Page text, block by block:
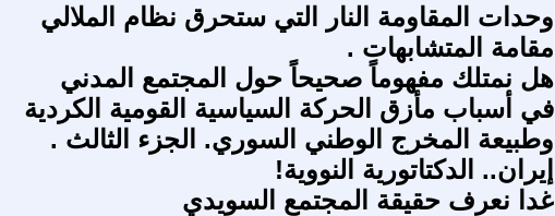
وحدات المقاومة النار التي ستحرق نظام الملالي
مقامة المتشابهات .
هل نمتلك مفهوماً صحيحاً حول المجتمع المدني
في أسباب مأزق الحركة السياسية القومية الكردية
وطبيعة المخرج الوطني السوري. الجزء الثالث .
إيران.. الدكتاتورية النووية!
غدا نعرف حقيقة المجتمع السويدي